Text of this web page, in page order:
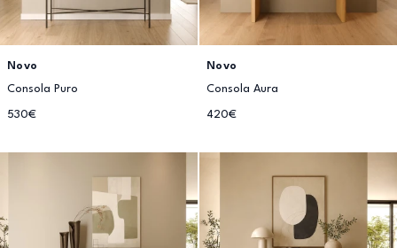
Novo
Consola Puro
530€
Novo
Consola Aura
420€